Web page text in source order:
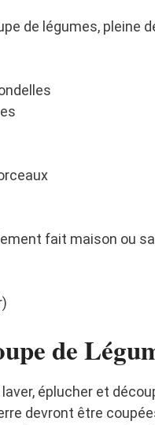
de légumes, pleine
fait maison ou
de
éplucher et
devront être